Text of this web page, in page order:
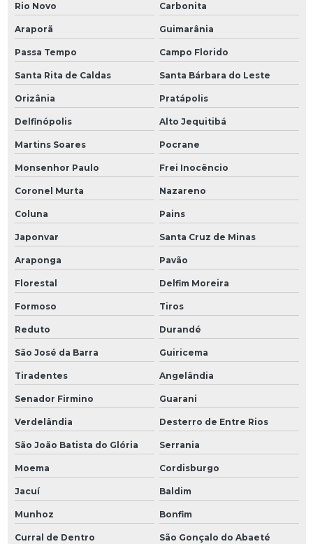
Rio Novo Carbonita
Araporã Guimarânia
Passa Tempo Campo Florido
Santa Rita de Caldas Santa Bárbara do Leste
Orizânia Pratápolis
Delfinópolis Alto Jequitibá
Martins Soares Pocrane
Monsenhor Paulo Frei Inocêncio
Coronel Murta Nazareno
Coluna Pains
Japonvar Santa Cruz de Minas
Araponga Pavão
Florestal Delfim Moreira
Formoso Tiros
Reduto Durandé
São José da Barra Guiricema
Tiradentes Angelândia
Senador Firmino Guarani
Verdelândia Desterro de Entre Rios
São João Batista do Glória Serrania
Moema Cordisburgo
Jacuí Baldim
Munhoz Bonfim
Curral de Dentro São Gonçalo do Abaeté